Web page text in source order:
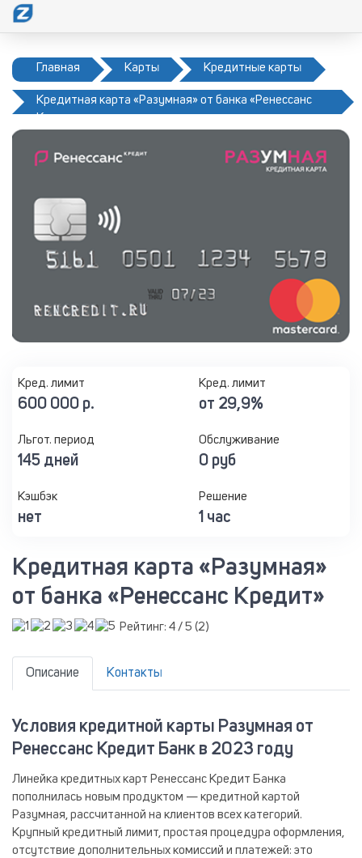
Главная Карты Кредитные карты
Кредитная карта «Разумная» от банка «Ренессанс
Кред. лимит
600 000 р.
Кред. лимит
от 29,9%
Льгот. период
145 дней
Обслуживание
0 руб
Кэшбэк
нет
Решение
1 час
Кредитная карта «Разумная»
от банка «Ренессанс Кредит»
Рейтинг: 4 / 5 (2)
Описание Контакты
Условия кредитной карты Разумная от
Ренессанс Кредит Банк в 2023 году
Линейка кредитных карт Ренессанс Кредит Банка
пополнилась новым продуктом — кредитной картой
Разумная, рассчитанной на клиентов всех категорий.
Крупный кредитный лимит, простая процедура оформления,
отсутствие дополнительных комиссий и платежей: это